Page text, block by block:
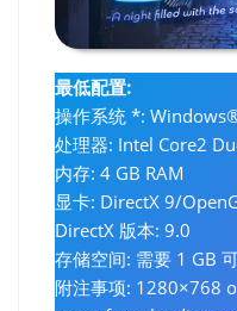
最低配置:
操作系统 *:
处理器: Intel Core2
内存: 4 GB RAM
显卡: DirectX 9/
DirectX 版本: 9.0
存储空间: 需要 1 GB
附注事项: 1280×768